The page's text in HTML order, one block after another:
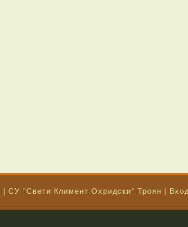
| СУ "Свети Климент Охридски" Троян |